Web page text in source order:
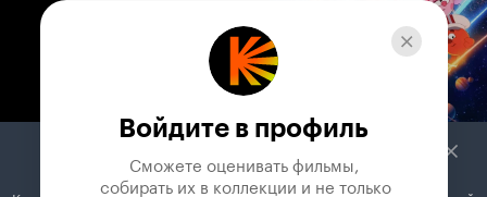
Музыка
Телепрограмма
Служба поддержки
Войдите в профиль
Сможете оценивать фильмы,
собирать их в коллекции и не только